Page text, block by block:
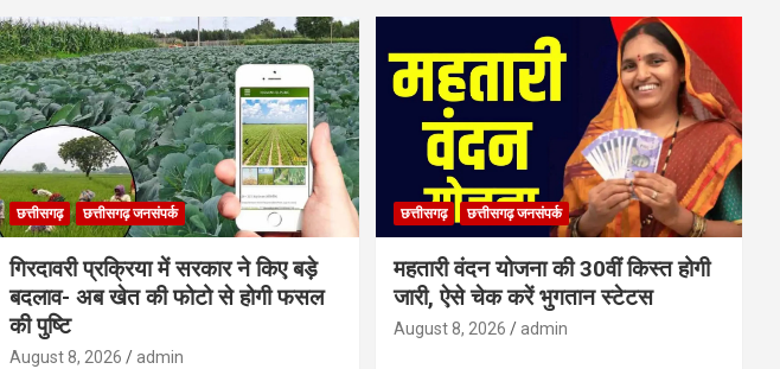
छत्तीसगढ़ छत्तीसगढ़ जनसंपर्क
गिरदावरी प्रक्रिया में सरकार ने किए बड़े
बदलाव- अब खेत की फोटो से होगी फसल
की पुष्टि
August 8, 2026 admin
छत्तीसगढ़ छत्तीसगढ़ जनसंपर्क
महतारी वंदन योजना की 30वीं किस्त होगी
जारी, ऐसे चेक करें भुगतान स्टेटस
August 8, 2026 admin